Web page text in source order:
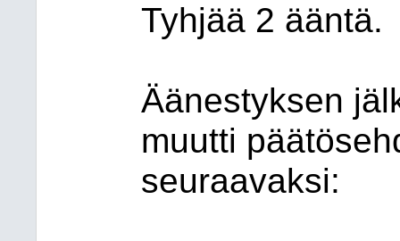
Tyhjää 2 ääntä.
Äänestyksen
muutti
seuraavaksi: